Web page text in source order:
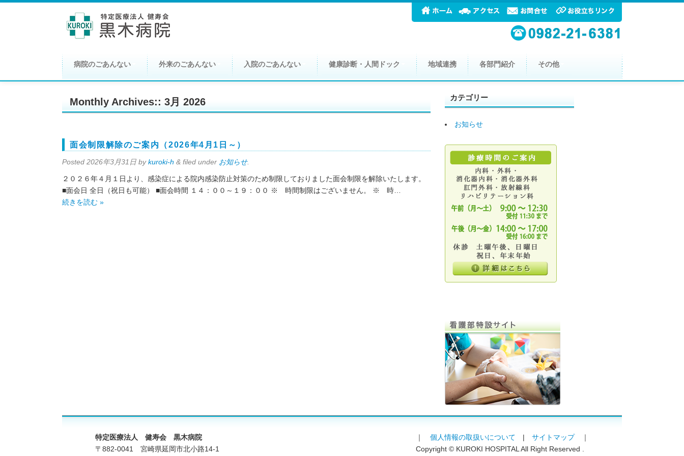
病院のごあんない 外来のごあんない 入院のごあんない 健康診断・人間ドック 地域連携 各部門紹介 その他
Monthly Archives:: 3月 2026
面会制限解除のご案内（2026年4月1日～）
Posted 2026年3月31日 bykuroki-h & filed under お知らせ.
２０２６年４月１日より、感染症による院内感染防止対策のため制限しておりました面会制限を解除いたします。
■面会日 全日（祝日も可能） ■面会時間 １４：００～１９：００ ※ 時間制限はございません。 ※ 時…
続きを読む »
カテゴリー
お知らせ
特定医療法人 健寿会 黒木病院
〒882-0041 宮崎県延岡市北小路14-1
｜ 個人情報の取扱いについて | サイトマップ｜
Copyright © KUROKI HOSPITAL All Right Reserved .